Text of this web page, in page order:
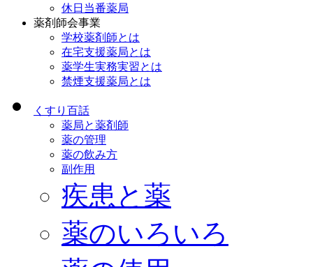
休日当番薬局
薬剤師会事業
学校薬剤師とは
在宅支援薬局とは
薬学生実務実習とは
禁煙支援薬局とは
くすり百話
薬局と薬剤師
薬の管理
薬の飲み方
副作用
疾患と薬
薬のいろいろ